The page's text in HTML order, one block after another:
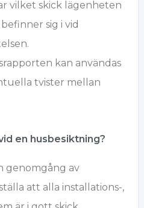
vilket skick lägenheten
sig i vid
kan användas
tvister mellan
en husbesiktning?
genomgång av
att alla installations-,